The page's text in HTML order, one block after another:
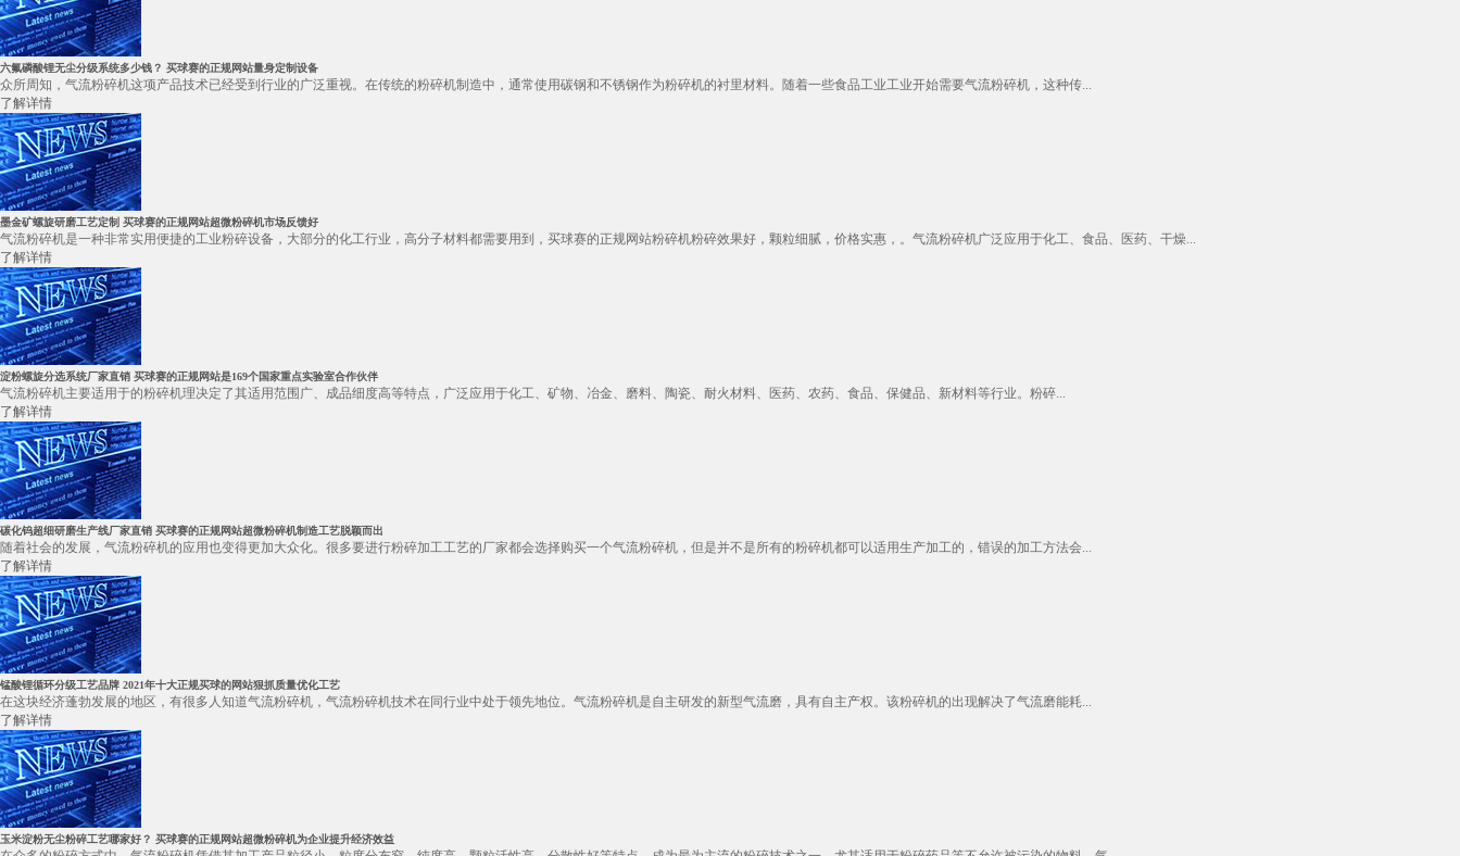
六氟磷酸锂无尘分级系统多少钱？ 买球赛的正规网站量身定制设备
众所周知，气流粉碎机这项产品技术已经受到行业的广泛重视。在传统的粉碎机制造中，通常使用碳钢和不锈钢作为粉碎机的衬里材料。随着一些食品工业工业开始需要气流粉碎机，这种传...
了解详情
墨金矿螺旋研磨工艺定制 买球赛的正规网站超微粉碎机市场反馈好
气流粉碎机是一种非常实用便捷的工业粉碎设备，大部分的化工行业，高分子材料都需要用到，买球赛的正规网站粉碎机粉碎效果好，颗粒细腻，价格实惠，。气流粉碎机广泛应用于化工、食品、医药、干燥...
了解详情
淀粉螺旋分选系统厂家直销 买球赛的正规网站是169个国家重点实验室合作伙伴
气流粉碎机主要适用于的粉碎机理决定了其适用范围广、成品细度高等特点，广泛应用于化工、矿物、冶金、磨料、陶瓷、耐火材料、医药、农药、食品、保健品、新材料等行业。粉碎...
了解详情
碳化钨超细研磨生产线厂家直销 买球赛的正规网站超微粉碎机制造工艺脱颖而出
随着社会的发展，气流粉碎机的应用也变得更加大众化。很多要进行粉碎加工工艺的厂家都会选择购买一个气流粉碎机，但是并不是所有的粉碎机都可以适用生产加工的，错误的加工方法会...
了解详情
锰酸锂循环分级工艺品牌 2021年十大正规买球的网站狠抓质量优化工艺
在这块经济蓬勃发展的地区，有很多人知道气流粉碎机，气流粉碎机技术在同行业中处于领先地位。气流粉碎机是自主研发的新型气流磨，具有自主产权。该粉碎机的出现解决了气流磨能耗...
了解详情
玉米淀粉无尘粉碎工艺哪家好？ 买球赛的正规网站超微粉碎机为企业提升经济效益